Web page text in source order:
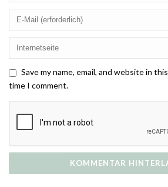
Save my name, email, and website in
time I comment.